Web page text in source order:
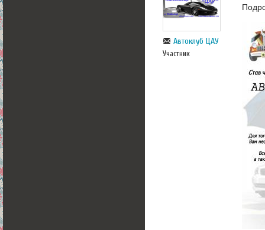
Автоклуб ЦАУ
Участник